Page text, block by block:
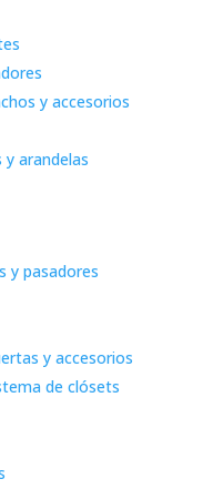
y accesorios
arandelas
y pasadores
y accesorios
de clósets